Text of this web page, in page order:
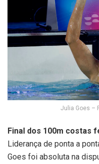
Julia Goes –
Final dos 100m costas
Liderança de ponta a
Goes foi absoluta na